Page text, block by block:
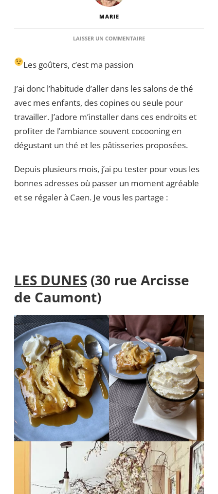
MARIE
LAISSER UN COMMENTAIRESUR
GOÛTER
À
N°2
!
Les goûters, c’est ma passion
J’ai donc l’habitude d’aller dans les salons de thé
avec mes enfants, des copines ou seule pour
travailler. J’adore m’installer dans ces endroits et
profiter de l’ambiance souvent cocooning en
dégustant un thé et les pâtisseries proposées.
Depuis plusieurs mois, j’ai pu tester pour vous les
bonnes adresses où passer un moment agréable
et se régaler à Caen. Je vous les partage :
LES DUNES (30 rue Arcisse
de Caumont)